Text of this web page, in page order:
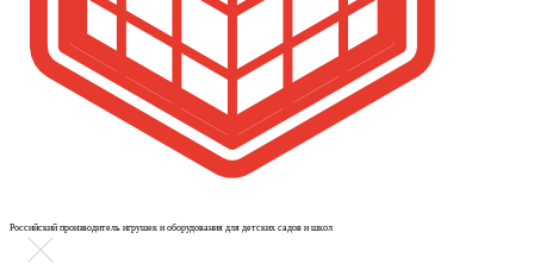
Российский производитель игрушек и оборудования для детских садов и школ